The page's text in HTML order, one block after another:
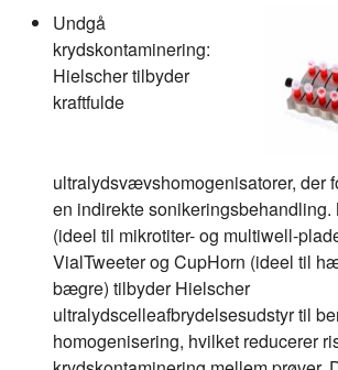
Undgå
krydskontaminering:
Hielscher tilbyder
kraftfulde
ultralydsvævshomogenisatorer, der
en indirekte sonikeringsbehandling.
(ideel til mikrotiter- og multiwell-
VialTweeter og CupHorn (ideel til
bægre) tilbyder Hielscher
ultralydscelleafbrydelsesudstyr til
homogenisering, hvilket reducerer